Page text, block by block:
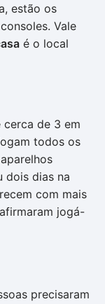
estão os
Vale
é o local
de 3 em
todos os
dois dias na
com mais
jogá-
precisaram